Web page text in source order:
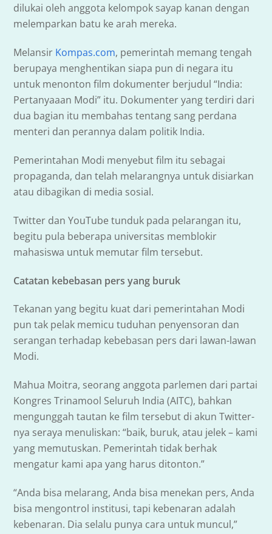
dilukai oleh anggota kelompok sayap kanan dengan
melemparkan batu ke arah mereka.
Melansir Kompas.com, pemerintah memang tengah
berupaya menghentikan siapa pun di negara itu
untuk menonton film dokumenter berjudul “India:
Pertanyaaan Modi” itu. Dokumenter yang terdiri dari
dua bagian itu membahas tentang sang perdana
menteri dan perannya dalam politik India.
Pemerintahan Modi menyebut film itu sebagai
propaganda, dan telah melarangnya untuk disiarkan
atau dibagikan di media sosial.
Twitter dan YouTube tunduk pada pelarangan itu,
begitu pula beberapa universitas memblokir
mahasiswa untuk memutar film tersebut.
Catatan kebebasan pers yang buruk
Tekanan yang begitu kuat dari pemerintahan Modi
pun tak pelak memicu tuduhan penyensoran dan
serangan terhadap kebebasan pers dari lawan-lawan
Modi.
Mahua Moitra, seorang anggota parlemen dari partai
Kongres Trinamool Seluruh India (AITC), bahkan
mengunggah tautan ke film tersebut di akun Twitter-
nya seraya menuliskan: “baik, buruk, atau jelek – kami
yang memutuskan. Pemerintah tidak berhak
mengatur kami apa yang harus ditonton.”
“Anda bisa melarang, Anda bisa menekan pers, Anda
bisa mengontrol institusi, tapi kebenaran adalah
kebenaran. Dia selalu punya cara untuk muncul,”